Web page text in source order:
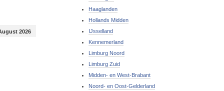
2026
Haaglanden
Hollands Midden
IJsselland
Kennemerland
Limburg Noord
Limburg Zuid
Midden- en West-Brabant
Noord- en Oost-Gelderland